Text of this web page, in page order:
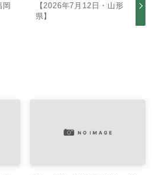
岡
【2026年7月12日・山形
県】